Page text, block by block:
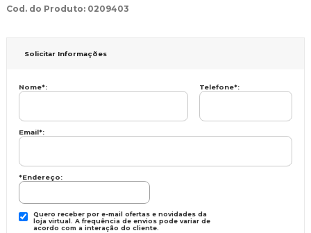
Cod. do Produto: 0209403
Solicitar Informações
Nome*: Telefone*:
Email*:
*Endereço:
Quero receber por e-mail ofertas e novidades da
loja virtual. A frequência de envios pode variar de
acordo com a interação do cliente.